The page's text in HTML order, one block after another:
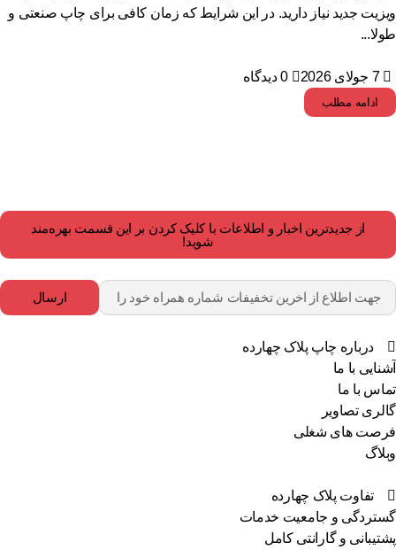
جدید نیاز دارید. در این شرایط که زمان کافی برای چاپ صنعتی و
7 جولای 2026 0 دیدگاه
ادامه مطلب
از جدیدترین اخبار و اطلاعات با کلیک کردن بر این قسمت بهره‌مند
شوید!
ارسال
درباره چاپ پلاک چهارده
با ما
با ما
تصاویر
های شغلی
تفاوت پلاک چهارده
و جامعیت خدمات
و گارانتی کامل